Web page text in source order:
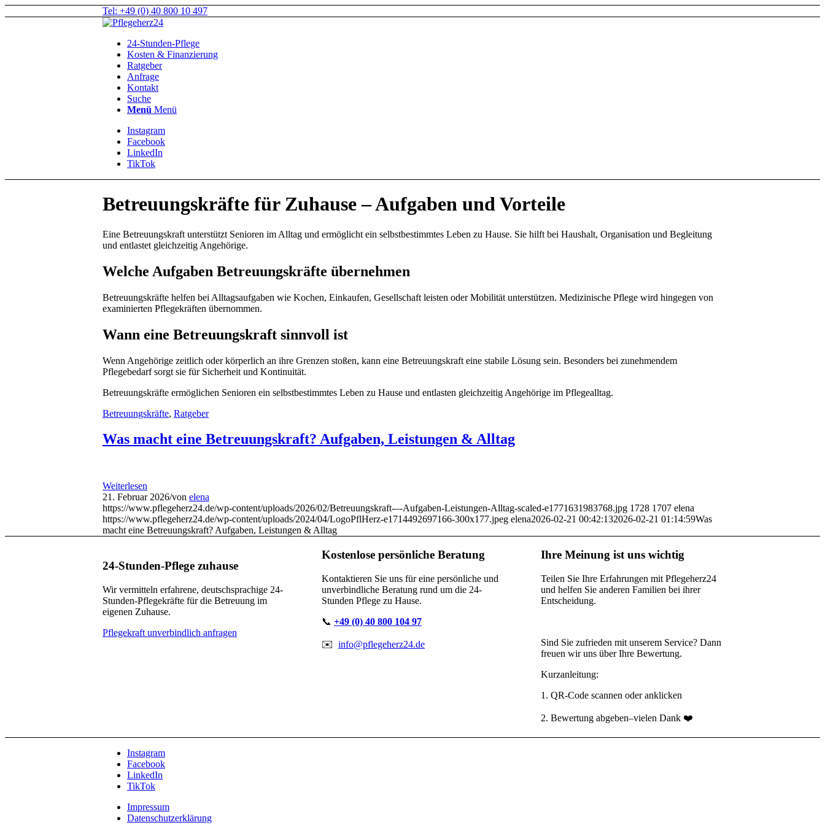
Tel: +49 (0) 40 800 10 497
24-Stunden-Pflege
Kosten & Finanzierung
Ratgeber
Anfrage
Kontakt
Suche
Menü Menü
Instagram
Facebook
LinkedIn
TikTok
Betreuungskräfte für Zuhause – Aufgaben und Vorteile
Eine Betreuungskraft unterstützt Senioren im Alltag und ermöglicht ein selbstbestimmtes Leben zu Hause. Sie hilft bei Haushalt, Organisation und Begleitung
und entlastet gleichzeitig Angehörige.
Welche Aufgaben Betreuungskräfte übernehmen
Betreuungskräfte helfen bei Alltagsaufgaben wie Kochen, Einkaufen, Gesellschaft leisten oder Mobilität unterstützen. Medizinische Pflege wird hingegen von
examinierten Pflegekräften übernommen.
Wann eine Betreuungskraft sinnvoll ist
Wenn Angehörige zeitlich oder körperlich an ihre Grenzen stoßen, kann eine Betreuungskraft eine stabile Lösung sein. Besonders bei zunehmendem
Pflegebedarf sorgt sie für Sicherheit und Kontinuität.
Betreuungskräfte ermöglichen Senioren ein selbstbestimmtes Leben zu Hause und entlasten gleichzeitig Angehörige im Pflegealltag.
Betreuungskräfte, Ratgeber
Was macht eine Betreuungskraft? Aufgaben, Leistungen & Alltag
Weiterlesen
21. Februar 2026/von elena
https://www.pflegeherz24.de/wp-content/uploads/2026/02/Betreuungskraft-–-Aufgaben-Leistungen-Alltag-scaled-e1771631983768.jpg 1728 1707 elena
https://www.pflegeherz24.de/wp-content/uploads/2024/04/LogoPflHerz-e1714492697166-300x177.jpeg elena2026-02-21 00:42:132026-02-21 01:14:59Was
macht eine Betreuungskraft? Aufgaben, Leistungen & Alltag
24-Stunden-Pflege zuhause
Wir vermitteln erfahrene, deutschsprachige 24-
Stunden-Pflegekräfte für die Betreuung im
eigenen Zuhause.
Pflegekraft unverbindlich anfragen
Kostenlose persönliche Beratung
Kontaktieren Sie uns für eine persönliche und
unverbindliche Beratung rund um die 24-
Stunden Pflege zu Hause.
📞 +49 (0) 40 800 104 97
✉️ info@pflegeherz24.de
Ihre Meinung ist uns wichtig
Teilen Sie Ihre Erfahrungen mit Pflegeherz24
und helfen Sie anderen Familien bei ihrer
Entscheidung.
Sind Sie zufrieden mit unserem Service? Dann
freuen wir uns über Ihre Bewertung.
Kurzanleitung:
1. QR-Code scannen oder anklicken
2. Bewertung abgeben–vielen Dank ❤️
Instagram
Facebook
LinkedIn
TikTok
Impressum
Datenschutzerklärung